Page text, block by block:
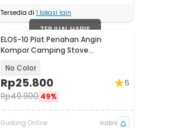
Tersedia di 1 lokasi lain
TERJUAL HABIS
ELOS-10 Plat Penahan Angin
Kompor Camping Stove
No Color
Rp25.800
Rp49.900 49%
5
Gudang Online
Habis